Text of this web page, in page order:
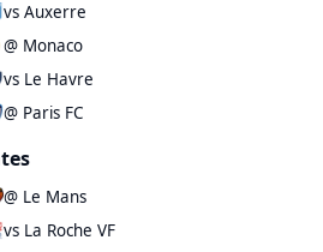
vs Auxerre
@ Monaco
vs Le Havre
@ Paris FC
@ Le Mans
vs La Roche VF